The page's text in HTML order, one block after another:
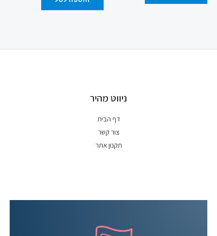
ניווט מהיר
דף הבית
צור קשר
תקנון אתר